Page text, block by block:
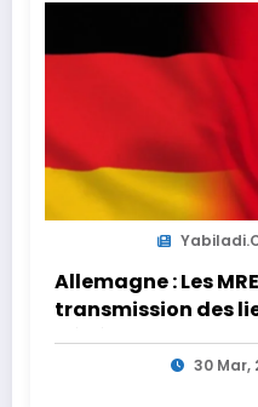
Allemagne : Les
transmission des
générations
30 Mar,